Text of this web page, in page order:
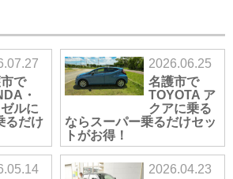
で
・
ルに
るだけ
2026.06.25
名護市で
TOYOTA ア
クアに乗る
ならスーパー乗るだけセッ
トがお得！
2026.04.23